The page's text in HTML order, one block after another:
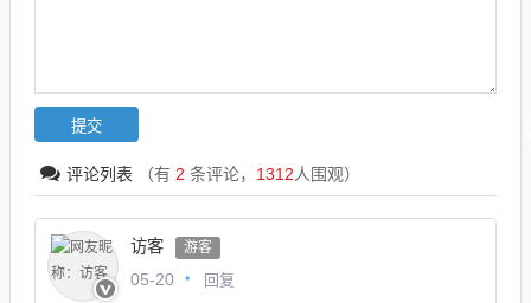
评论列表 （有 2 条评论， 1312人围观）
访客 游客
05-20 回复